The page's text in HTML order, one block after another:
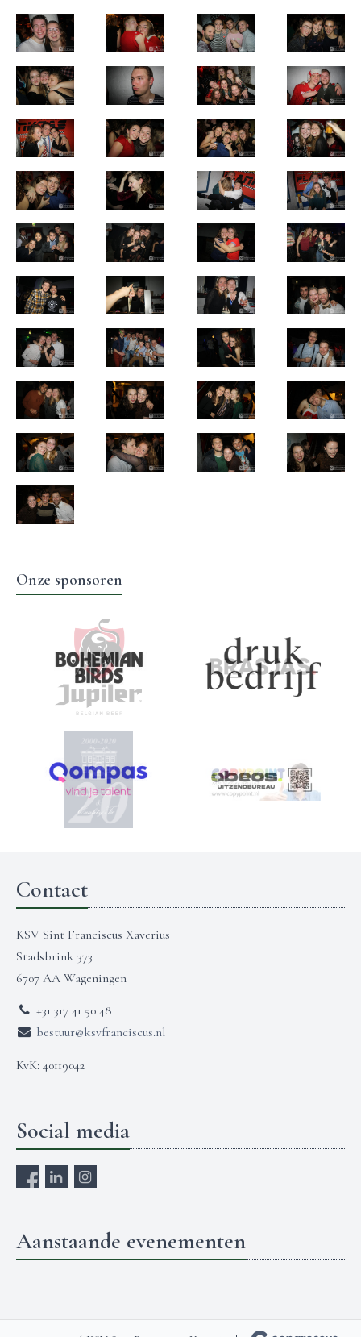
Onze sponsoren
Contact
KSV Sint Franciscus Xaverius
Stadsbrink 373
6707 AA Wageningen
+31 317 41 50 48
bestuur@ksvfranciscus.nl
KvK: 40119042
Social media
Aanstaande evenementen